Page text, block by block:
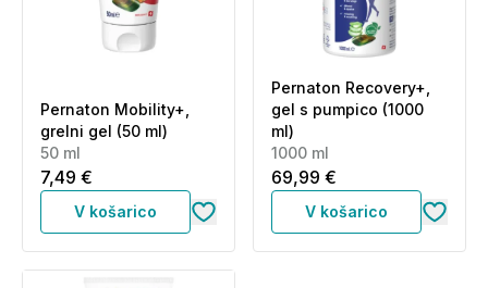
Pernaton Mobility+,
grelni gel (50 ml)
50 ml
7,49 €
V košarico
Pernaton Recovery+,
gel s pumpico (1000
ml)
1000 ml
69,99 €
V košarico